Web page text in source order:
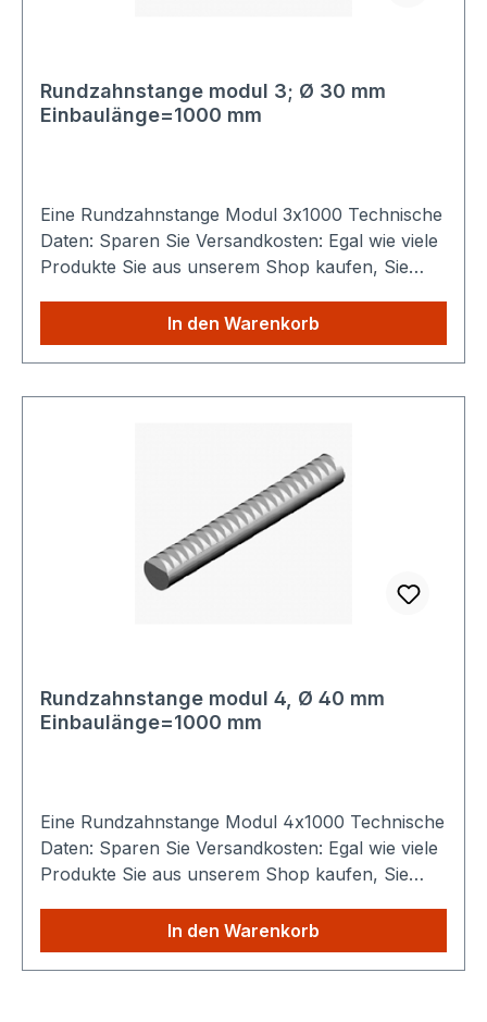
Rundzahnstange modul 3; Ø 30 mm
Einbaulänge=1000 mm
Eine Rundzahnstange Modul 3x1000 Technische
Daten: Sparen Sie Versandkosten: Egal wie viele
Produkte Sie aus unserem Shop kaufen, Sie
In den Warenkorb
Rundzahnstange modul 4, Ø 40 mm
Einbaulänge=1000 mm
Eine Rundzahnstange Modul 4x1000 Technische
Daten: Sparen Sie Versandkosten: Egal wie viele
Produkte Sie aus unserem Shop kaufen, Sie
In den Warenkorb